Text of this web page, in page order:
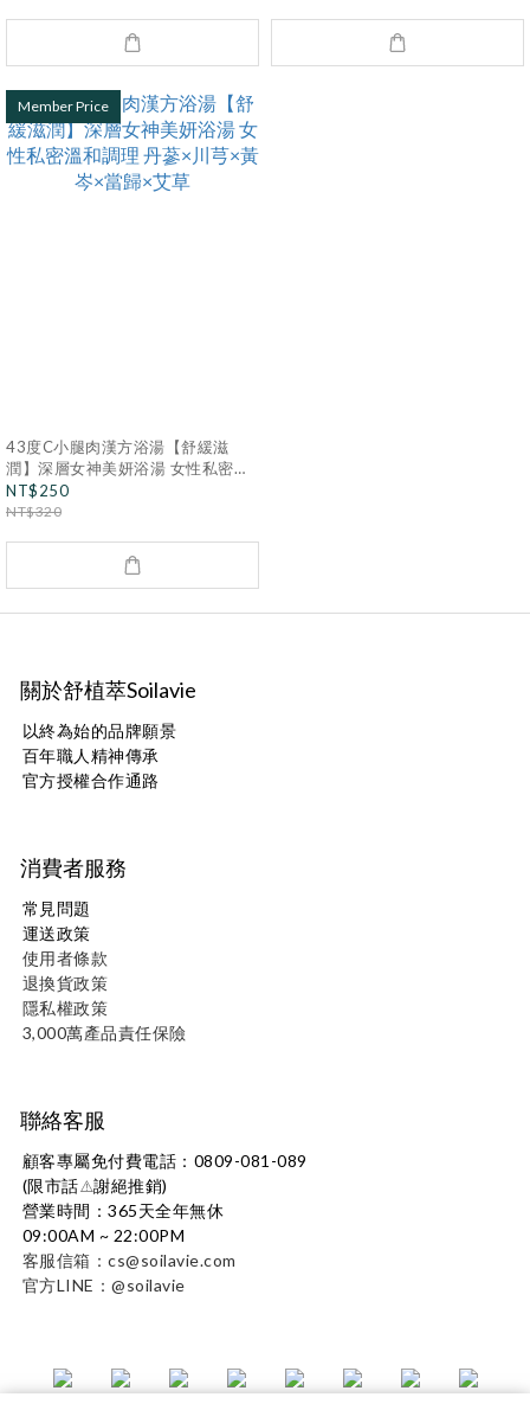
Member Price
43度C小腿肉漢方浴湯【舒緩滋
潤】深層女神美妍浴湯 女性私密溫
和調理 丹蔘×川芎×黃岑×當歸×艾草
NT$250
NT$320
關於舒植萃Soilavie
以終為始的品牌願景
百年職人精神傳承
官方授權合作通路
消費者服務
常見問題
運送政策
使用者條款
退換貨政策
隱私權政策
3,000萬產品責任保險
聯絡客服
顧客專屬免付費電話：0809-081-089
(限市話⚠️謝絕推銷)
營業時間：365天全年無休
09:00AM ~ 22:00PM
客服信箱：cs@soilavie.com
官方LINE：@soilavie